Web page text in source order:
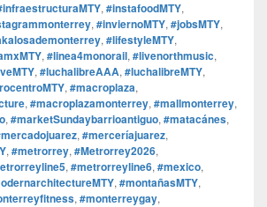
, #instafoodMTY,
, #inviernoMTY, #jobsMTY,
, #lifestyleMTY,
, #linea4monorail, #livenorthmusic,
, #luchalibreAAA, #luchalibreMTY,
, #macroplaza,
, #macroplazamonterrey, #mallmonterrey,
, #marketSundaybarrioantiguo, #matacánes,
, #merceríajuarez,
, #metrorrey, #Metrorrey2026,
, #metrorreyline6, #mexico,
, #montañasMTY,
, #monterreygay,